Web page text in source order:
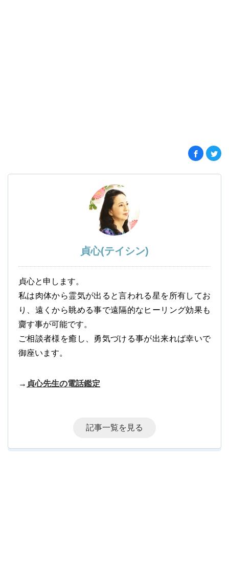
貞心(テイシン)
貞心と申します。
私は肉体から霊気が出ると言われる星を所有してお
り、遠くから眺める事で遠隔的なヒーリング効果も
齎す事が可能です。
ご相談者様を癒し、勇気づける事が出来れば幸いで
御座います。
→ 貞心先生の電話鑑定
記事一覧を見る